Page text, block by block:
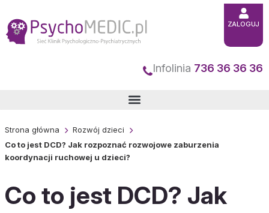
do
treści
Infolinia 736 36 36 36
ZALOGUJ
Strona główna
Rozwój dzieci
Co to jest DCD? Jak rozpoznać rozwojowe zaburzenia
koordynacji ruchowej u dzieci?
Co to jest DCD? Jak